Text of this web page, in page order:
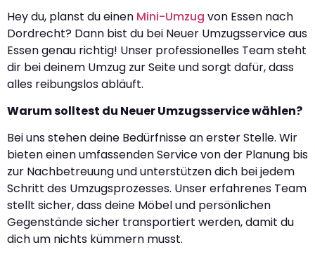
Hey du, planst du einen Mini-Umzug von Essen nach
Dordrecht? Dann bist du bei Neuer Umzugsservice aus
Essen genau richtig! Unser professionelles Team steht
dir bei deinem Umzug zur Seite und sorgt dafür, dass
alles reibungslos abläuft.
Warum solltest du Neuer Umzugsservice wählen?
Bei uns stehen deine Bedürfnisse an erster Stelle. Wir
bieten einen umfassenden Service von der Planung bis
zur Nachbetreuung und unterstützen dich bei jedem
Schritt des Umzugsprozesses. Unser erfahrenes Team
stellt sicher, dass deine Möbel und persönlichen
Gegenstände sicher transportiert werden, damit du
dich um nichts kümmern musst.